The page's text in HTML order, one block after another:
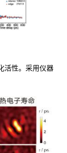
活性。采用仪器